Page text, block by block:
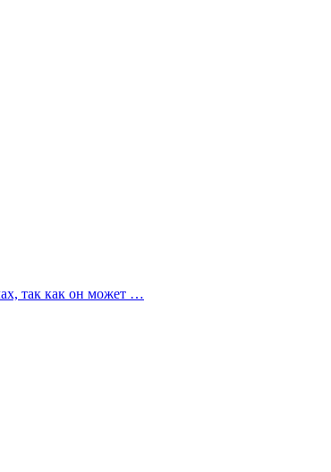
так как он может …